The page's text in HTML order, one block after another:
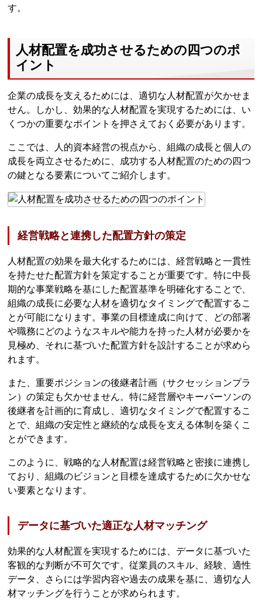
す。
人材配置を成功させるための四つのポ
イント
企業の成長を支えるためには、適切な人材配置が欠かせま
せん。しかし、効果的な人材配置を実現するためには、い
くつかの重要なポイントを押さえておく必要があります。
ここでは、人的資本経営の視点から、組織の成長と個人の
成長を両立させるために、成功する人材配置のための四つ
の鍵となる要素についてご紹介します。
経営戦略と連携した配置方針の策定
人材配置の効果を最大化するためには、経営戦略と一貫性
を持たせた配置方針を策定することが重要です。特に中長
期的な事業戦略を基にした配置基準を明確化することで、
組織の成長に必要な人材を適切なタイミングで配置するこ
とが可能になります。事業の目標達成に向けて、どの部署
や職務にどのようなスキルや能力を持った人材が必要かを
見極め、それに基づいた配置方針を設計することが求めら
れます。
また、重要ポジションの後継者計画（サクセッションプラ
ン）の策定も欠かせません。特に経営層やキーパーソンの
後継者を計画的に育成し、適切なタイミングで配置するこ
とで、組織の安定性と継続的な成長を支える体制を築くこ
とができます。
このように、戦略的な人材配置は経営戦略と密接に連携し
ており、組織のビジョンと目標を達成するために欠かせな
い要素となります。
データに基づいた適正な人材マッチング
効果的な人材配置を実現するためには、データに基づいた
客観的な判断が不可欠です。従業員のスキル、経験、適性
データ、さらには学習内容や過去の成果を基に、適切な人
材マッチングを行うことが求められます。